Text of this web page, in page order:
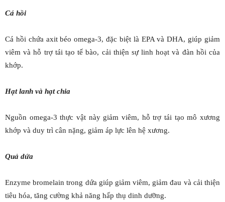
Cá hồi
Cá hồi chứa axit béo omega-3, đặc biệt là EPA và DHA, giúp giảm
viêm và hỗ trợ tái tạo tế bào, cải thiện sự linh hoạt và đàn hồi của
khớp.
Hạt lanh và hạt chia
Nguồn omega-3 thực vật này giảm viêm, hỗ trợ tái tạo mô xương
khớp và duy trì cân nặng, giảm áp lực lên hệ xương.
Quả dứa
Enzyme bromelain trong dứa giúp giảm viêm, giảm đau và cải thiện
tiêu hóa, tăng cường khả năng hấp thụ dinh dưỡng.